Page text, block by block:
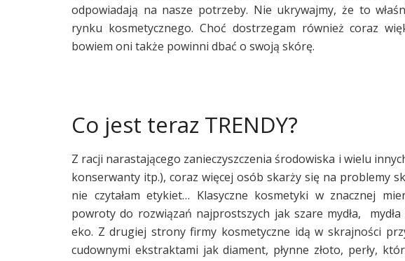
odpowiadają na nasze potrzeby. Nie ukrywajmy, że to
rynku kosmetycznego. Choć dostrzegam również coraz
bowiem oni także powinni dbać o swoją skórę.
Co jest teraz TRENDY?
Z racji narastającego zanieczyszczenia środowiska i wielu
konserwanty itp.), coraz więcej osób skarży się na problemy
nie czytałam etykiet… Klasyczne kosmetyki w znacznej
powroty do rozwiązań najprostszych jak szare mydła,
eko. Z drugiej strony firmy kosmetyczne idą w skrajności
cudownymi ekstraktami jak diament, płynne złoto, perły,